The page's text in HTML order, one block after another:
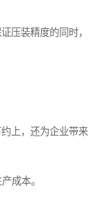
压装精度的同时，
上，还为企业带来
成本。